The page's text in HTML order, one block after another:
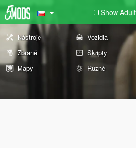
Show Adult
Nástroje Vozidla
Zbraně
Skripty
Mapy
Různé